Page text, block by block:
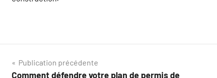
Navigation
Publication précédente
Comment défendre votre plan de permis de